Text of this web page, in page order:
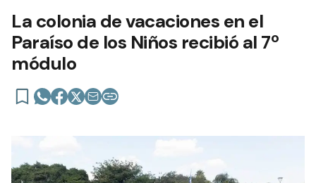
La colonia de vacaciones en el
Paraíso de los Niños recibió al 7º
módulo